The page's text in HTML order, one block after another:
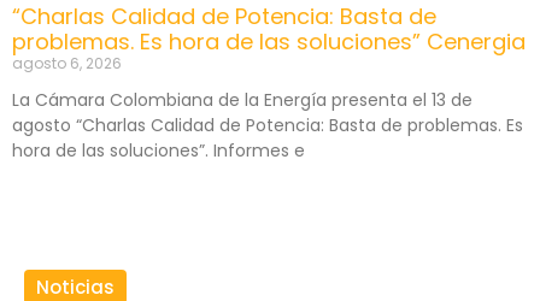
“Charlas Calidad de Potencia: Basta de
problemas. Es hora de las soluciones” Cenergia
agosto 6, 2026
La Cámara Colombiana de la Energía presenta el 13 de
agosto “Charlas Calidad de Potencia: Basta de problemas. Es
hora de las soluciones”. Informes e
Noticias